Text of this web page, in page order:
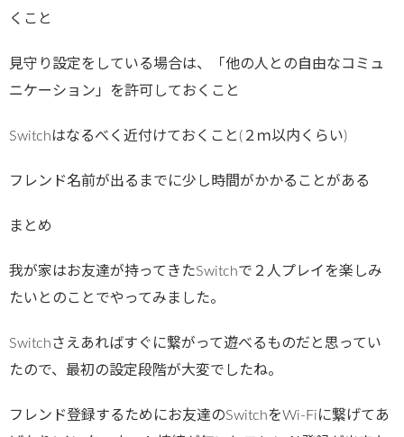
くこと
見守り設定をしている場合は、「他の人との自由なコミュ
ニケーション」を許可しておくこと
Switchはなるべく近付けておくこと(２ｍ以内くらい)
フレンド名前が出るまでに少し時間がかかることがある
まとめ
我が家はお友達が持ってきたSwitchで２人プレイを楽しみ
たいとのことでやってみました。
Switchさえあればすぐに繋がって遊べるものだと思ってい
たので、最初の設定段階が大変でしたね。
フレンド登録するためにお友達のSwitchをWi-Fiに繋げてあ